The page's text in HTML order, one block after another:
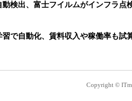
検出、富士フイルムがインフラ点
で自動化、賃料収入や稼働率も試
Copyright ©